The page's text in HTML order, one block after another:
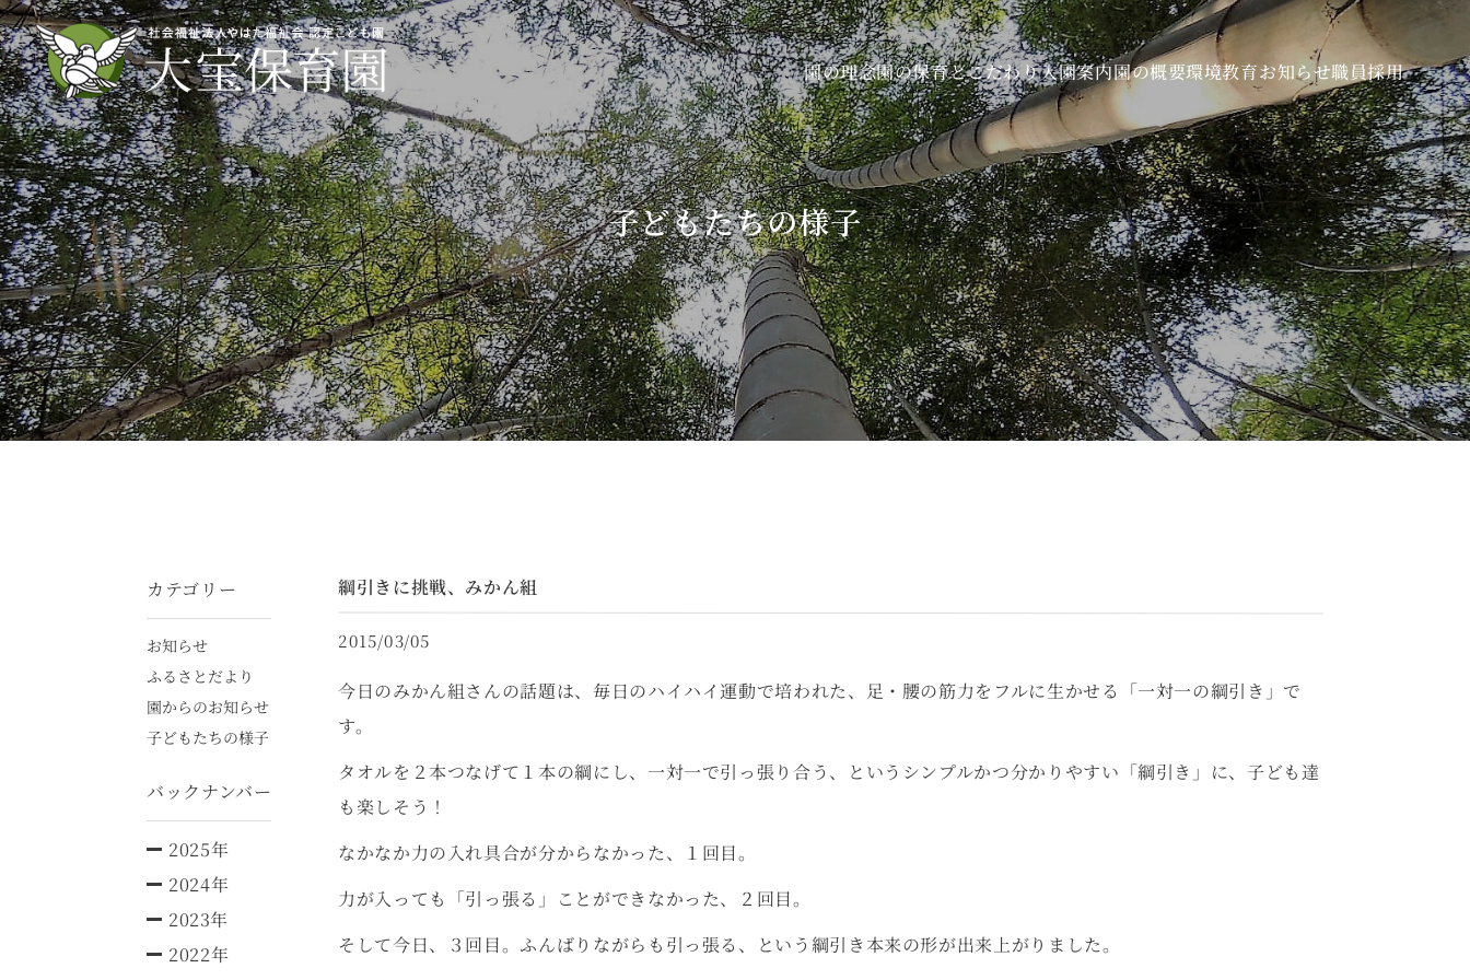
園の理念園の保育とこだわり入園案内園の概要環境教育お知らせ職員採用
子どもたちの様子
カテゴリー
お知らせ
ふるさとだより
園からのお知らせ
子どもたちの様子
バックナンバー
2025年
2024年
2023年
2022年
綱引きに挑戦、みかん組
2015/03/05
今日のみかん組さんの話題は、毎日のハイハイ運動で培われた、足・腰の筋力をフルに生かせる「一対一の綱引き」で
す。
タオルを２本つなげて１本の綱にし、一対一で引っ張り合う、というシンプルかつ分かりやすい「綱引き」に、子ども達
も楽しそう！
なかなか力の入れ具合が分からなかった、１回目。
力が入っても「引っ張る」ことができなかった、２回目。
そして今日、３回目。ふんばりながらも引っ張る、という綱引き本来の形が出来上がりました。